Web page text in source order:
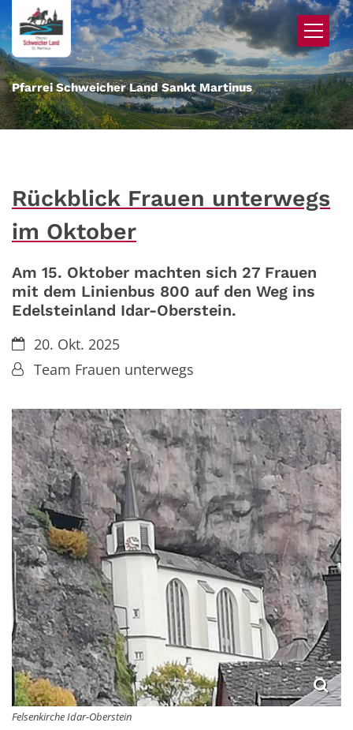
Zum Inhalt springen
Pfarrei Schweicher Land Sankt Martinus
Rückblick Frauen unterwegs
im Oktober
Am 15. Oktober machten sich 27 Frauen
mit dem Linienbus 800 auf den Weg ins
Edelsteinland Idar-Oberstein.
Datum:20. Okt. 2025
Von:Team Frauen unterwegs
Felsenkirche Idar-Oberstein